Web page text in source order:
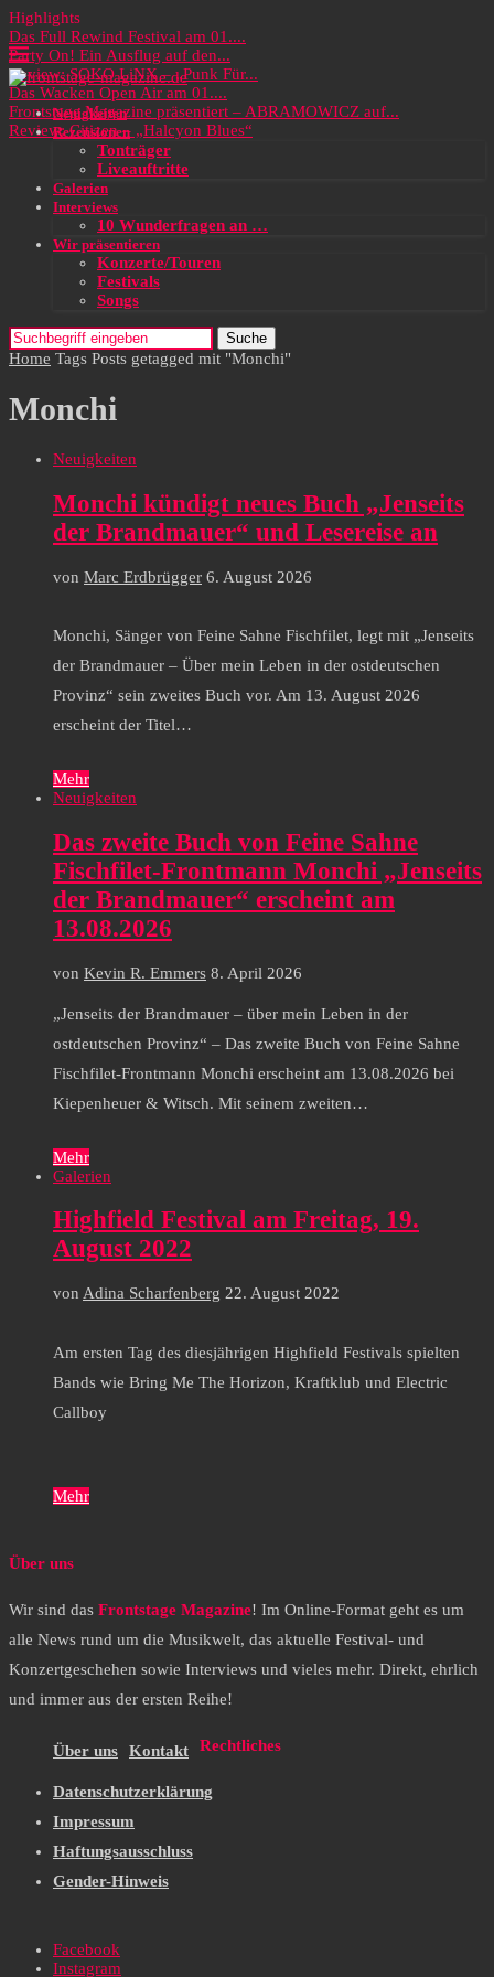
Highlights
Das Full Rewind Festival am 01....
Party On! Ein Ausflug auf den...
Review: SOKO LiNX – „Punk Für...
Das Wacken Open Air am 01....
Frontstage Magazine präsentiert – ABRAMOWICZ auf...
Review: Citizen – „Halcyon Blues“
Neuigkeiten
Rezensionen
Tonträger
Liveauftritte
Galerien
Interviews
10 Wunderfragen an …
Wir präsentieren
Konzerte/Touren
Festivals
Songs
Suche
Home Tags Posts getagged mit "Monchi"
Monchi
Neuigkeiten
Monchi kündigt neues Buch „Jenseits
der Brandmauer“ und Lesereise an
von Marc Erdbrügger 6. August 2026
Monchi, Sänger von Feine Sahne Fischfilet, legt mit „Jenseits
der Brandmauer – Über mein Leben in der ostdeutschen
Provinz“ sein zweites Buch vor. Am 13. August 2026
erscheint der Titel…
Mehr
Neuigkeiten
Das zweite Buch von Feine Sahne
Fischfilet-Frontmann Monchi „Jenseits
der Brandmauer“ erscheint am
13.08.2026
von Kevin R. Emmers 8. April 2026
„Jenseits der Brandmauer – über mein Leben in der
ostdeutschen Provinz“ – Das zweite Buch von Feine Sahne
Fischfilet-Frontmann Monchi erscheint am 13.08.2026 bei
Kiepenheuer & Witsch. Mit seinem zweiten…
Mehr
Galerien
Highfield Festival am Freitag, 19.
August 2022
von Adina Scharfenberg 22. August 2022
Am ersten Tag des diesjährigen Highfield Festivals spielten
Bands wie Bring Me The Horizon, Kraftklub und Electric
Callboy
Mehr
Über uns
Wir sind das Frontstage Magazine! Im Online-Format geht es um
alle News rund um die Musikwelt, das aktuelle Festival- und
Konzertgeschehen sowie Interviews und vieles mehr. Direkt, ehrlich
und immer aus der ersten Reihe!
Über uns Kontakt Rechtliches
Datenschutzerklärung
Impressum
Haftungsausschluss
Gender-Hinweis
Facebook
Instagram